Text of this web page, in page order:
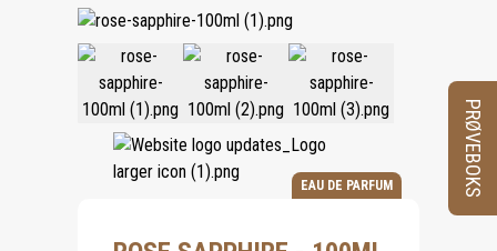
EAU DE PARFUM PRØVEBOKS